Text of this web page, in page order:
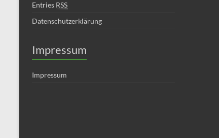
Entries RSS
Datenschutzerklärung
Impressum
Impressum